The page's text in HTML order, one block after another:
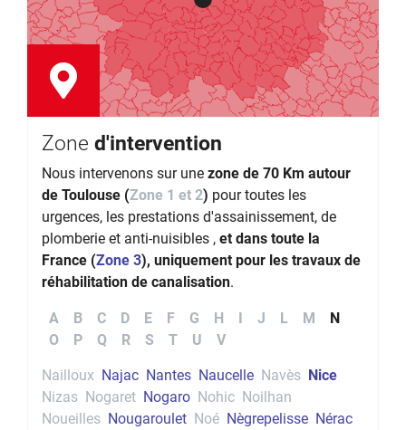
Zone d'intervention
Nous intervenons sur une zone de 70 Km autour
de Toulouse (Zone 1 et 2) pour toutes les
urgences, les prestations d'assainissement, de
plomberie et anti-nuisibles , et dans toute la
France (Zone 3), uniquement pour les travaux de
réhabilitation de canalisation.
A B C D E F G H I J L M
N
O
P Q R S T U V
Nailloux Najac Nantes Naucelle Navès Nice
Nizas Nogaret Nogaro Nohic Noilhan
Noueilles Nougaroulet Noé Nègrepelisse Nérac